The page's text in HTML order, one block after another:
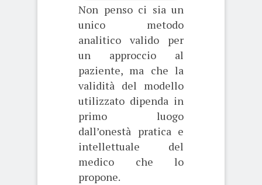
Non penso ci sia un
unico metodo
analitico valido per
un approccio al
paziente, ma che la
validità del modello
utilizzato dipenda in
primo luogo
dall’onestà pratica e
intellettuale del
medico che lo
propone.